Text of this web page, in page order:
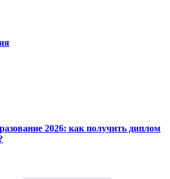
2026: как получить диплом